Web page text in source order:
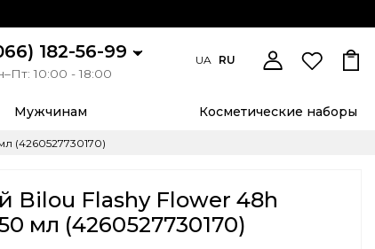
182-56-99
10:00 - 18:00
UA RU
Мужчинам Косметические наборы
(4260527730170)
Bilou Flashy Flower 48h
мл (4260527730170)